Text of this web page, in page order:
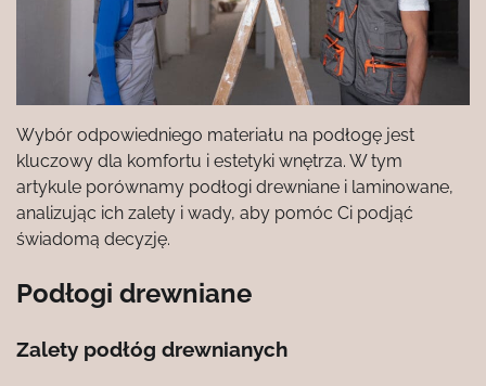
Wybór odpowiedniego materiału na podłogę jest
kluczowy dla komfortu i estetyki wnętrza. W tym
artykule porównamy podłogi drewniane i laminowane,
analizując ich zalety i wady, aby pomóc Ci podjąć
świadomą decyzję.
Podłogi drewniane
Zalety podłóg drewnianych